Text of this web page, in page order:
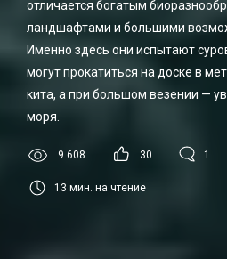
отличается богатым
ландшафтами и большими
Именно здесь они испытают
могут прокатиться на доске в
кита, а при большом везении —
моря.
9 608 30 1
13 мин. на чтение